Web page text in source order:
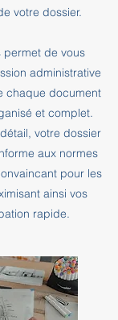
votre dossier.
permet de vous
administrative
chaque document
et complet.
votre dossier
aux normes
pour les
ainsi vos
rapide.